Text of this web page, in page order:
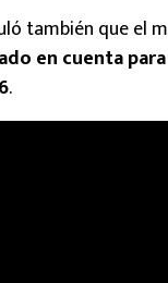
también que el
en cuenta
.